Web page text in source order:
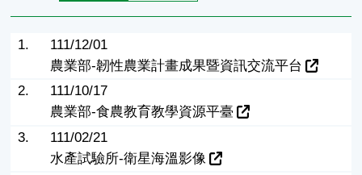
1.
111/12/01
農業部-韌性農業計畫成果暨資訊交流平台
2.
111/10/17
農業部-食農教育教學資源平臺
3.
111/02/21
水產試驗所-衛星海溫影像